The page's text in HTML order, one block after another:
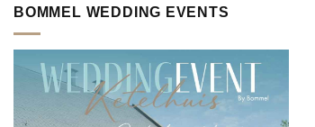
BOMMEL WEDDING EVENTS